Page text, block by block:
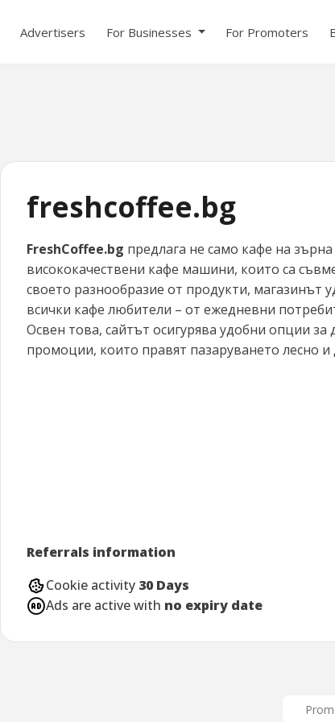
Advertisers For Businesses For Promoters
freshcoffee.bg
FreshCoffee.bg предлага не само кафе на
висококачествени кафе машини, които са
своето разнообразие от продукти, магазинът
всички кафе любители – от ежедневни
Освен това, сайтът осигурява удобни опции
промоции, които правят пазаруването лесно и
Referrals information
Cookie activity 30 Days
Ads are active with no expiry date